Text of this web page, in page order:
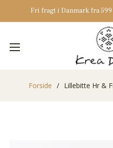
Fri fragt i Danmark fra
Forside / Lillebitte Hr &